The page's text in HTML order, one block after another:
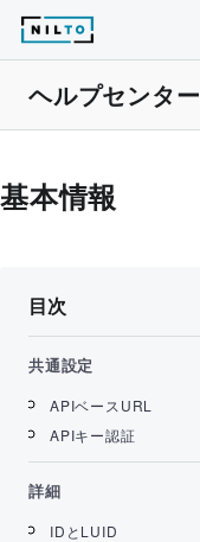
ヘルプセンター
基本情報
目次
共通設定
APIベースURL
APIキー認証
詳細
IDとLUID